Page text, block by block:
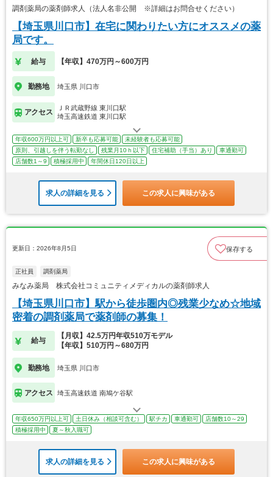
調剤薬局の薬剤師求人（法人名非公開 ※詳細はお問合せください）
【埼玉県川口市】在宅に関わりたい方にオススメの薬
局です。
給与 【年収】470万円～600万円
勤務地 埼玉県 川口市
アクセス
ＪＲ武蔵野線 東川口駅
埼玉高速鉄道 東川口駅
年収600万円以上可 新卒も応募可能
未経験者も応募可能
原則、引越しを伴う転勤なし
残業月10ｈ以下 住宅補助（手当）あり
車通勤可
店舗数1～9
積極採用中 年間休日120日以上
求人の詳細を見る この求人に興味がある
更新日：2026年8月5日 保存する
正社員 調剤薬局
みなみ薬局 株式会社コミュニティメディカルの薬剤師求人
【埼玉県川口市】駅から徒歩圏内◎残業少なめ☆地域
密着の調剤薬局で薬剤師の募集！
給与
【月収】42.5万円年収510万モデル
【年収】510万円～680万円
勤務地 埼玉県 川口市
アクセス 埼玉高速鉄道 南鳩ケ谷駅
年収650万円以上可 土日休み（相談可含む） 駅チカ 車通勤可
店舗数10～29
積極採用中
夏～秋入職可
求人の詳細を見る この求人に興味がある